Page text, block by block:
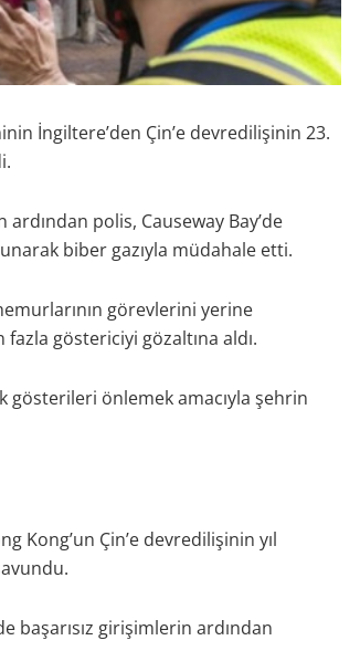
İngiltere’den Çin’e devredilişinin 23.
polis, Causeway Bay’de
biber gazıyla müdahale etti.
görevlerini yerine
göstericiyi gözaltına aldı.
gösterileri önlemek amacıyla şehrin
Kong’un Çin’e devredilişinin yıl
başarısız girişimlerin ardından